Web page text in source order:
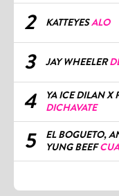
2 KATTEYESALO
3 JAY WHEELER
4
YA ICE DILAN X
DICHAVATE
5
EL BOGUETO,
YUNG BEEF